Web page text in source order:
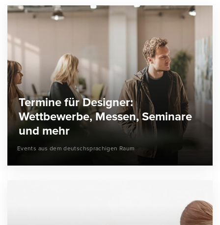
Termine für Designer:
Wettbewerbe, Messen, Seminare
und mehr
Events aus dem deutschsprachigen Raum